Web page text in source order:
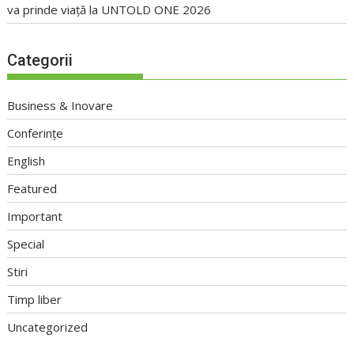
va prinde viață la UNTOLD ONE 2026
Categorii
Business & Inovare
Conferințe
English
Featured
Important
Special
Stiri
Timp liber
Uncategorized